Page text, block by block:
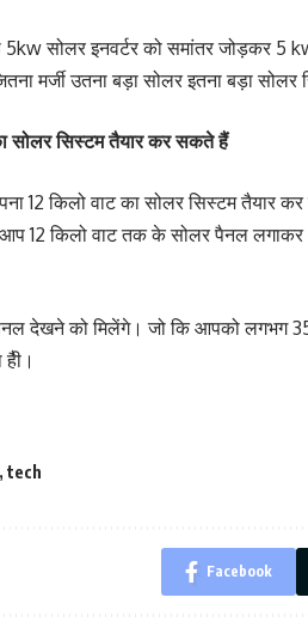
5kw सोलर इनवर्टर को समांतर जोड़कर 5
मर्जी उतना बड़ा सोलर इतना बड़ा
सोलर सिस्टम तैयार कर सकते हैं
12 किलो वाट का सोलर सिस्टम तैयार
आप 12 किलो वाट तक के सोलर पैनल
देखने को मिलेंगे। जो कि आपको लगभग
, tech
Facebook